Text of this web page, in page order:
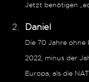
Jetzt benötigen
Daniel
Die 70 Jahre ohne
2022, minus der
Europa, als die